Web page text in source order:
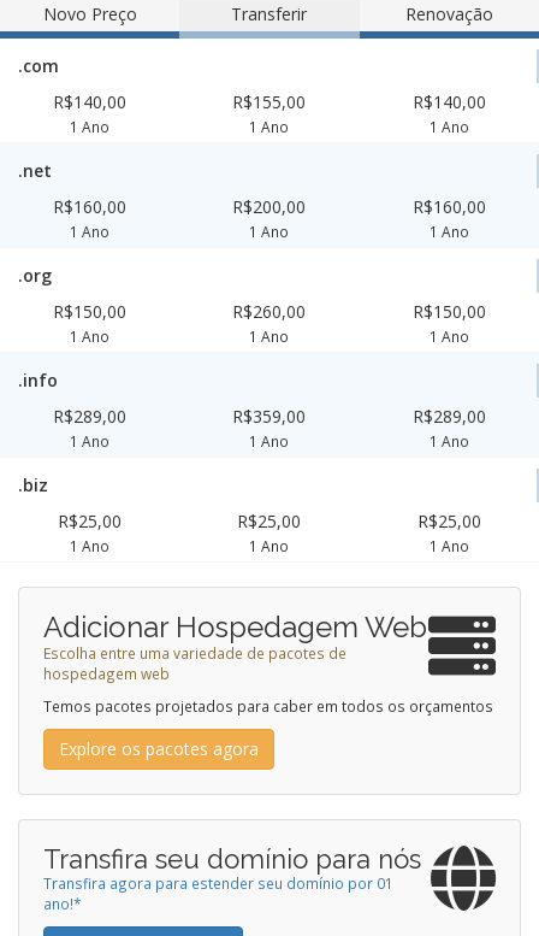
Novo Preço
Transferir Renovação
.com
R$140,00
1 Ano
R$155,00
1 Ano
R$140,00
1 Ano
.net
R$160,00
1 Ano
R$200,00
1 Ano
R$160,00
1 Ano
.org
R$150,00
1 Ano
R$260,00
1 Ano
R$150,00
1 Ano
.info
R$289,00
1 Ano
R$359,00
1 Ano
R$289,00
1 Ano
.biz
R$25,00
1 Ano
R$25,00
1 Ano
R$25,00
1 Ano
Adicionar Hospedagem Web
Escolha entre uma variedade de pacotes de
hospedagem web
Temos pacotes projetados para caber em todos os orçamentos
Explore os pacotes agora
Transfira seu domínio para nós
Transfira agora para estender seu domínio por 01
ano!*